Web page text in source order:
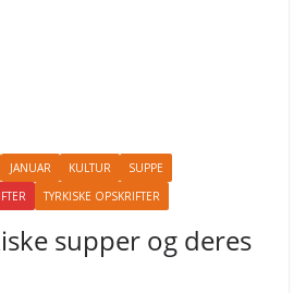
JANUAR KULTUR
SUPPE
TYRKISKE OPSKRIFTER
supper og deres